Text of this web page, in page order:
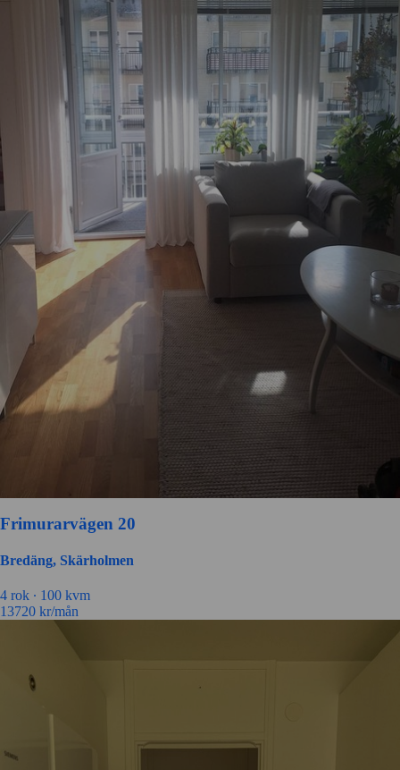
Frimurarvägen 20
Bredäng, Skärholmen
4 rok ∙ 100 kvm
13720 kr/mån